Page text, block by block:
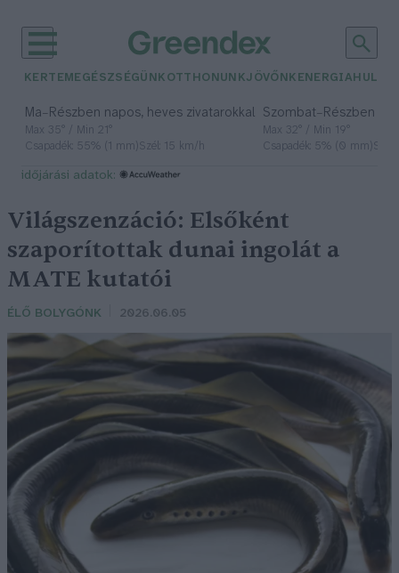
KERTEM EGÉSZSÉGÜNK OTTHONUNKJÖVŐNK ENERGIA
Ma– Részben napos, heves zivatarokkal
Max 35° / Min 21°
Csapadék: 55% (1 mm)Szél: 15 km/h
Szombat– Részben
Max 32° / Min 19°
Csapadék: 5% (0 mm)
időjárási adatok:
Világszenzáció: Elsőként
szaporítottak dunai ingolát a
MATE kutatói
ÉLŐ BOLYGÓNK 2026.06.05